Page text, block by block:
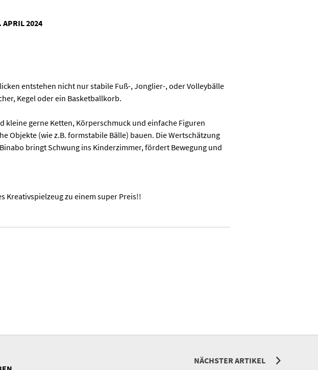
APRIL 2024
entstehen nicht nur stabile Fuß-, Jonglier-, oder Volleybälle
Kegel oder ein Basketballkorb.
gerne Ketten, Körperschmuck und einfache Figuren
Objekte (wie z.B. formstabile Bälle) bauen. Die Wertschätzung
bringt Schwung ins Kinderzimmer, fördert Bewegung und
Kreativspielzeug zu einem super Preis!!
NÄCHSTER ARTIKEL